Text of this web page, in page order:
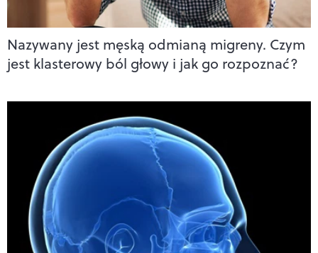
Nazywany jest męską odmianą migreny. Czym
jest klasterowy ból głowy i jak go rozpoznać?